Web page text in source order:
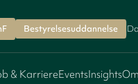
Bestyrelsesuddannelse
& KarriereEventsInsightsOm